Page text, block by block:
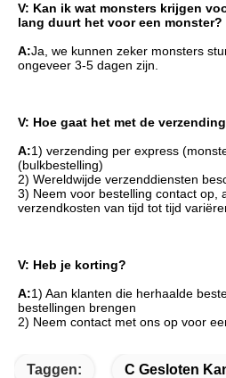
V: Kan ik wat monsters krijgen
lang duurt het voor een monster?
A:Ja, we kunnen zeker monsters
ongeveer 3-5 dagen zijn.
V: Hoe gaat het met de
A:1) verzending per express
(bulkbestelling)
2) Wereldwijde verzenddiensten
3) Neem voor bestelling contact op,
verzendkosten van tijd tot tijd
V: Heb je korting?
A:1) Aan klanten die herhaalde
bestellingen brengen
2) Neem contact met ons op voor
Taggen: C Gesloten